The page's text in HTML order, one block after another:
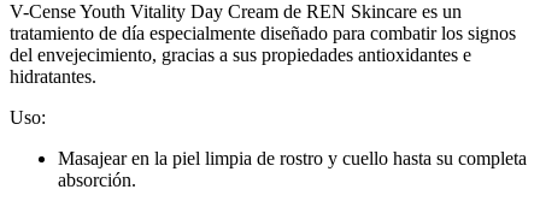
V-Cense Youth Vitality Day Cream de REN Skincare es un
tratamiento de día especialmente diseñado para combatir los signos
del envejecimiento, gracias a sus propiedades antioxidantes e
hidratantes.
Uso:
Masajear en la piel limpia de rostro y cuello hasta su completa
absorción.